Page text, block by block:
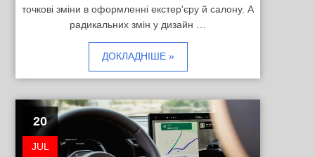
точкові зміни в оформленні екстер'єру й салону. А
радикальних змін у дизайн …
ДОКЛАДНІШЕ »
20
JUL